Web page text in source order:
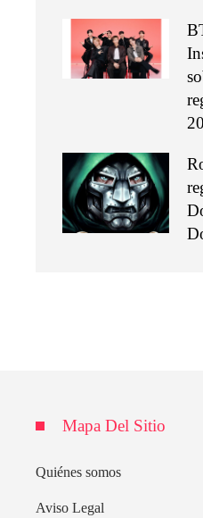
Mapa Del Sitio
Quiénes somos
Aviso Legal